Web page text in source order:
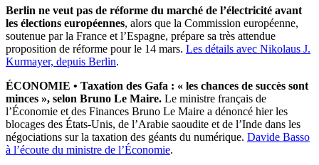
Berlin ne veut pas de réforme du marché de l’électricité avant
les élections européennes, alors que la Commission européenne,
soutenue par la France et l’Espagne, prépare sa très attendue
proposition de réforme pour le 14 mars. Les détails avec Nikolaus J.
Kurmayer, depuis Berlin.
ÉCONOMIE • Taxation des Gafa : « les chances de succès sont
minces », selon Bruno Le Maire. Le ministre français de
l’Économie et des Finances Bruno Le Maire a dénoncé hier les
blocages des États-Unis, de l’Arabie saoudite et de l’Inde dans les
négociations sur la taxation des géants du numérique. Davide Basso
à l’écoute du ministre de l’Économie.